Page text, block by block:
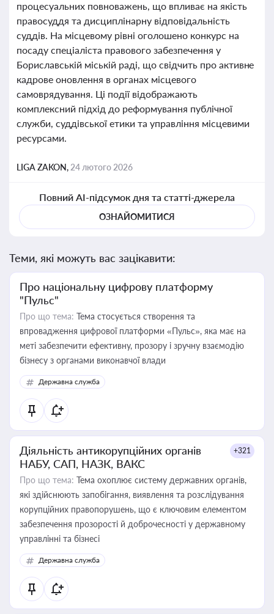
процесуальних повноважень, що впливає на якість
правосуддя та дисциплінарну відповідальність
суддів. На місцевому рівні оголошено конкурс на
посаду спеціаліста правового забезпечення у
Бориславській міській раді, що свідчить про активне
кадрове оновлення в органах місцевого
самоврядування. Ці події відображають
комплексний підхід до реформування публічної
служби, суддівської етики та управління місцевими
ресурсами.
LIGA ZAKON, 24 лютого 2026
Повний AI-підсумок дня та статті-джерела
ОЗНАЙОМИТИСЯ
Теми, які можуть вас зацікавити:
Про національну цифрову платформу
"Пульс"
Про що тема: Тема стосується створення та
впровадження цифрової платформи «Пульс», яка має на
меті забезпечити ефективну, прозору і зручну взаємодію
бізнесу з органами виконавчої влади
Державна служба
Діяльність антикорупційних органів
НАБУ, САП, НАЗК, ВАКС
+321
Про що тема: Тема охоплює систему державних органів,
які здійснюють запобігання, виявлення та розслідування
корупційних правопорушень, що є ключовим елементом
забезпечення прозорості й доброчесності у державному
управлінні та бізнесі
Державна служба